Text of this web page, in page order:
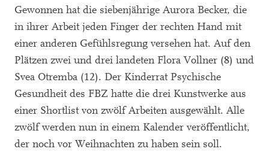
Gewonnen hat die siebenjährige Aurora Becker, die
in ihrer Arbeit jeden Finger der rechten Hand mit
einer anderen Gefühlsregung versehen hat. Auf den
Plätzen zwei und drei landeten Flora Vollner (8) und
Svea Otremba (12). Der Kinderrat Psychische
Gesundheit des FBZ hatte die drei Kunstwerke aus
einer Shortlist von zwölf Arbeiten ausgewählt. Alle
zwölf werden nun in einem Kalender veröffentlicht,
der noch vor Weihnachten zu haben sein soll.